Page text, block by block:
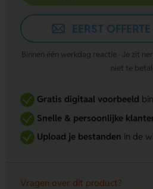
EERST
Binnen één werkdag reactie · Je zit
niet te
Gratis digitaal voorbeeld
Snelle & persoonlijke
Upload je bestanden in de
Vragen over dit product?